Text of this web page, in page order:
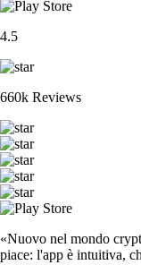
4.5
660k Reviews
«Nuovo nel mondo
piace: l'app è intuitiva,